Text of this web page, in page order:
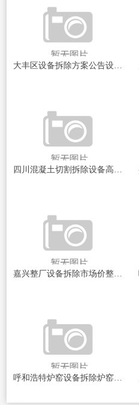
大丰区设备拆除方案公告设备拆除背后的秘密与挑战揭秘
嘉兴整厂设备拆除市场价整厂设备拆除的秘密与市场动态揭秘
呼和浩特炉窑设备拆除炉窑设备拆除背后的秘密与挑战！